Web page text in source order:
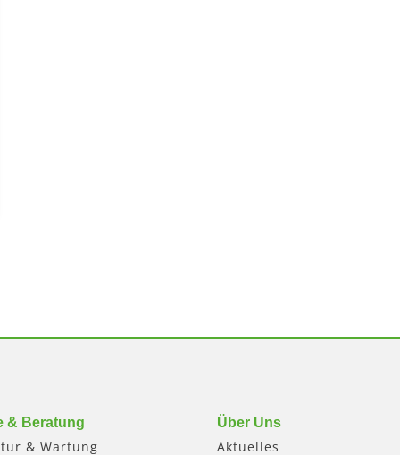
& Beratung
& Wartung
Über Uns
Aktuelles